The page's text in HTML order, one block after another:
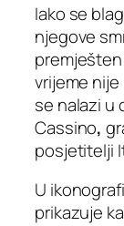
Iako se
njegove
premješten
vrijeme
se nalazi u
Cassino,
posjetitelji
U
prikazuje